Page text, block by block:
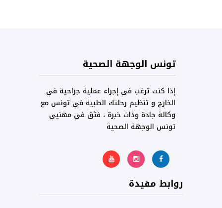
تونس الوجهة الصحية
إذا كنت ترغب في إجراء عملية جراحية في
الخارج و تنظيم رحلتك الطبية في تونس مع
وكالة جادة وذات خبرة ، فثق في مهنيي
تونس الوجهة الصحية
روابط مفيدة